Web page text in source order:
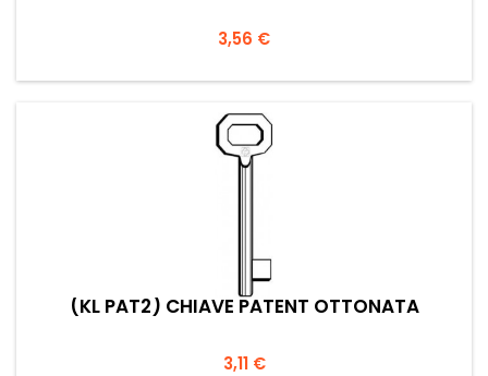
Prezzo
3,56 €
(KL PAT2) CHIAVE PATENT OTTONATA
Prezzo
3,11 €